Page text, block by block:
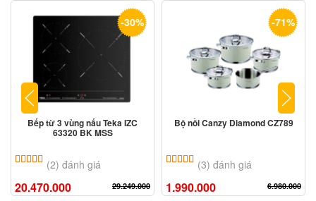
-30%
Bếp từ 3 vùng nấu Teka IZC
63320 BK MSS
5.00 trên 5 dựa trên
(2) đánh giá
20.470.000 29.249.000
-71%
Bộ nồi Canzy Diamond CZ789
5.00 trên 5 dựa trên
(3) đánh giá
1.990.000 6.980.000